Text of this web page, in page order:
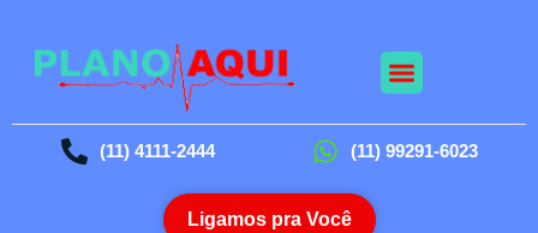
(11) 4111-2444 (11) 99291-6023
Ligamos pra Você